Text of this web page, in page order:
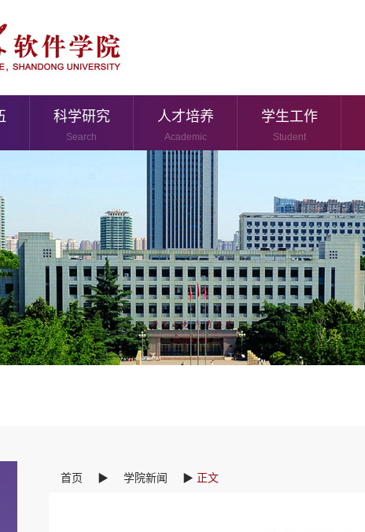
科学研究
Search
人才培养
Academic
学生工作
Student
首页 ▶ 学院新闻 ▶ 正文